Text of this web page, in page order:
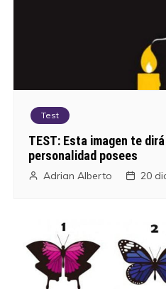
Test
TEST: Esta imagen te
personalidad posees
Adrian Alberto 20